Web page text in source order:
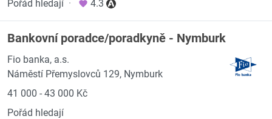
Pořád hledají · 4.3
Bankovní poradce/poradkyně - Nymburk
Fio banka, a.s.
Náměstí Přemyslovců 129, Nymburk
41 000 - 43 000 Kč
Pořád hledají